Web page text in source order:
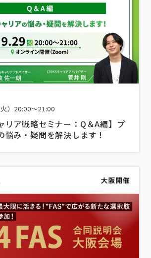
）20:00～21:00
リア戦略セミナー：Q＆A編】プ
悩み・疑問を解決します！